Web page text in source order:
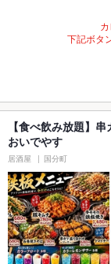
下記ボタ
【食べ飲み放題】
おいでやす
居酒屋 国分町